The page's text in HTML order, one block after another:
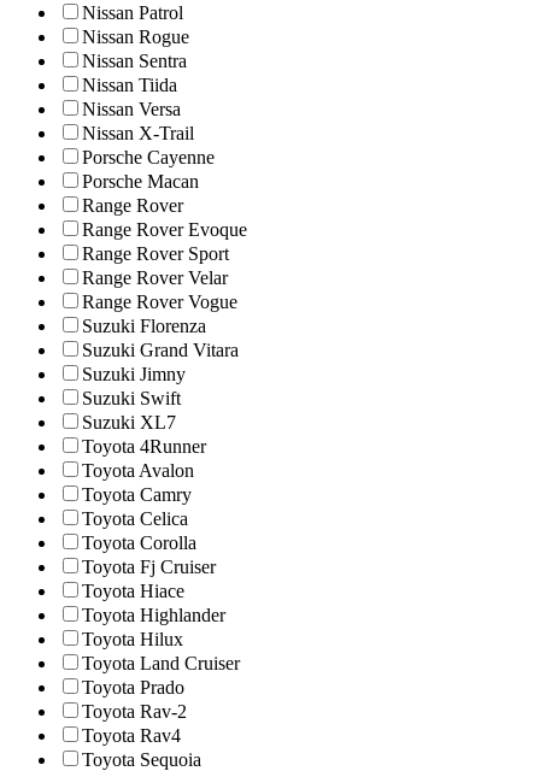
Nissan Patrol
Nissan Rogue
Nissan Sentra
Nissan Tiida
Nissan Versa
Nissan X-Trail
Porsche Cayenne
Porsche Macan
Range Rover
Range Rover Evoque
Range Rover Sport
Range Rover Velar
Range Rover Vogue
Suzuki Florenza
Suzuki Grand Vitara
Suzuki Jimny
Suzuki Swift
Suzuki XL7
Toyota 4Runner
Toyota Avalon
Toyota Camry
Toyota Celica
Toyota Corolla
Toyota Fj Cruiser
Toyota Hiace
Toyota Highlander
Toyota Hilux
Toyota Land Cruiser
Toyota Prado
Toyota Rav-2
Toyota Rav4
Toyota Sequoia